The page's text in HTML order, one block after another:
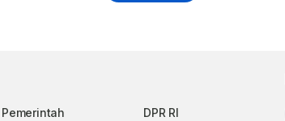
Pemerintah
DPR RI